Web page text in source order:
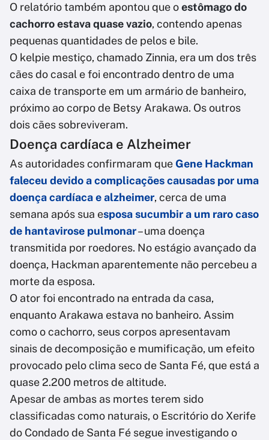
O relatório também apontou que oestômago do
cachorro estava quase vazio, contendo apenas
pequenas quantidades de pelos e bile.
O kelpie mestiço, chamado Zinnia, era um dos três
cães do casal e foi encontrado dentro de uma
caixa de transporte em um armário de banheiro,
próximo ao corpo de Betsy Arakawa. Os outros
dois cães sobreviveram.
Doença cardíaca e Alzheimer
As autoridades confirmaram queGene Hackman
faleceu devido a complicações causadas por uma
doença cardíaca e alzheimer, cerca de uma
semana após sua esposa sucumbir a um raro caso
de hantavirose pulmonar– uma doença
transmitida por roedores. No estágio avançado da
doença, Hackman aparentemente não percebeu a
morte da esposa.
O ator foi encontrado na entrada da casa,
enquanto Arakawa estava no banheiro. Assim
como o cachorro, seus corpos apresentavam
sinais de decomposição e mumificação, um efeito
provocado pelo clima seco de Santa Fé, que está a
quase 2.200 metros de altitude.
Apesar de ambas as mortes terem sido
classificadas como naturais, o Escritório do Xerife
do Condado de Santa Fé segue investigando o